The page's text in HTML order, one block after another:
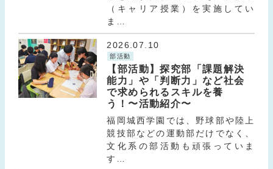
（キャリア授業）を実施してい
ま…
2026.07.10
部活動
【部活動】探究部「課題解決
能力」や「判断力」など社会
で求められるスキルを養
う！〜活動紹介〜
福岡城西学園では、野球部や陸上
競技部などの運動部だけでなく、
文化系の部活動も頑張っていま
す…